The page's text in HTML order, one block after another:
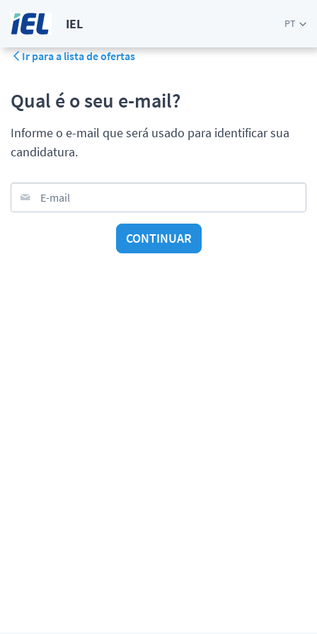
IEL PT
Ir para a lista de ofertas
Qual é o seu e-mail?
Informe o e-mail que será usado para identificar sua
candidatura.
E-mail
CONTINUAR